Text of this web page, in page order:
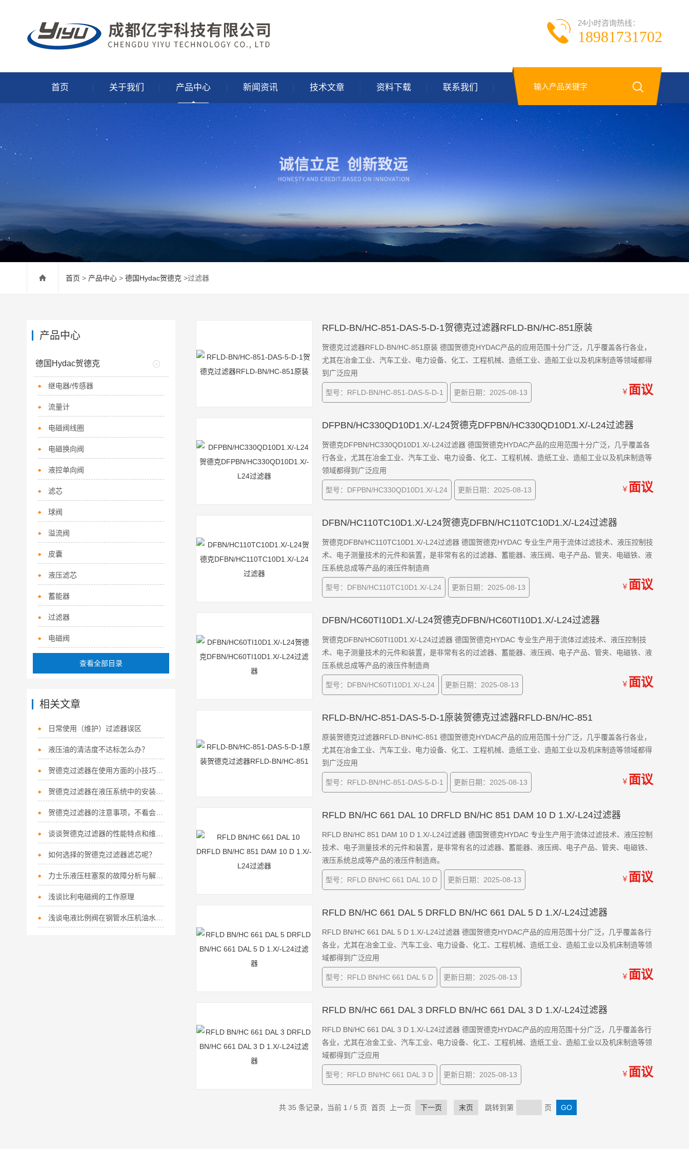
24小时咨询热线：
18981731702
首页 关于我们 产品中心 新闻资讯 技术文章 资料下载 联系我们
首页 > 产品中心 > 德国Hydac贺德克 >过滤器
产品中心
德国Hydac贺德克
继电器/传感器
流量计
电磁阀线圈
电磁换向阀
液控单向阀
滤芯
球阀
溢流阀
皮囊
液压滤芯
蓄能器
过滤器
电磁阀
查看全部目录
相关文章
日常使用（维护）过滤器误区
液压油的清洁度不达标怎么办？
贺德克过滤器在使用方面的小技巧如下
贺德克过滤器在液压系统中的安装位置有哪些？
贺德克过滤器的注意事项，不看会后悔的！
谈谈贺德克过滤器的性能特点和维护保养
如何选择的贺德克过滤器滤芯呢？
力士乐液压柱塞泵的故障分析与解决办法（二）
浅谈比利电磁阀的工作原理
RFLD-BN/HC-851-DAS-5-D-1贺德克过滤器RFLD-BN/HC-851原装
贺德克过滤器RFLD-BN/HC-851原装 德国贺德克HYDAC产品的应用范围十分广泛，几乎覆盖各行各业，
尤其在冶金工业、汽车工业、电力设备、化工、工程机械、造纸工业、造船工业以及机床制造等领域都得
到广泛应用
型号：RFLD-BN/HC-851-DAS-5-D-1 更新日期：2025-08-13 ￥ 面议
DFPBN/HC330QD10D1.X/-L24贺德克DFPBN/HC330QD10D1.X/-L24过滤器
贺德克DFPBN/HC330QD10D1.X/-L24过滤器 德国贺德克HYDAC产品的应用范围十分广泛，几乎覆盖各
行各业，尤其在冶金工业、汽车工业、电力设备、化工、工程机械、造纸工业、造船工业以及机床制造等
领域都得到广泛应用
型号：DFPBN/HC330QD10D1.X/-L24 更新日期：2025-08-13 ￥ 面议
DFBN/HC110TC10D1.X/-L24贺德克DFBN/HC110TC10D1.X/-L24过滤器
贺德克DFBN/HC110TC10D1.X/-L24过滤器 德国贺德克HYDAC 专业生产用于流体过滤技术、液压控制技
术、电子测量技术的元件和装置，是非常有名的过滤器、蓄能器、液压阀、电子产品、管夹、电磁铁、液
压系统总成等产品的液压件制造商
型号：DFBN/HC110TC10D1.X/-L24 更新日期：2025-08-13 ￥ 面议
DFBN/HC60TI10D1.X/-L24贺德克DFBN/HC60TI10D1.X/-L24过滤器
贺德克DFBN/HC60TI10D1.X/-L24过滤器 德国贺德克HYDAC 专业生产用于流体过滤技术、液压控制技
术、电子测量技术的元件和装置，是非常有名的过滤器、蓄能器、液压阀、电子产品、管夹、电磁铁、液
压系统总成等产品的液压件制造商
型号：DFBN/HC60TI10D1.X/-L24 更新日期：2025-08-13 ￥ 面议
RFLD-BN/HC-851-DAS-5-D-1原装贺德克过滤器RFLD-BN/HC-851
原装贺德克过滤器RFLD-BN/HC-851 德国贺德克HYDAC产品的应用范围十分广泛，几乎覆盖各行各业，
尤其在冶金工业、汽车工业、电力设备、化工、工程机械、造纸工业、造船工业以及机床制造等领域都得
到广泛应用
型号：RFLD-BN/HC-851-DAS-5-D-1 更新日期：2025-08-13 ￥ 面议
RFLD BN/HC 661 DAL 10 DRFLD BN/HC 851 DAM 10 D 1.X/-L24过滤器
RFLD BN/HC 851 DAM 10 D 1.X/-L24过滤器 德国贺德克HYDAC 专业生产用于流体过滤技术、液压控制
技术、电子测量技术的元件和装置，是非常有名的过滤器、蓄能器、液压阀、电子产品、管夹、电磁铁、
液压系统总成等产品的液压件制造商。
型号：RFLD BN/HC 661 DAL 10 D 更新日期：2025-08-13 ￥ 面议
RFLD BN/HC 661 DAL 5 DRFLD BN/HC 661 DAL 5 D 1.X/-L24过滤器
RFLD BN/HC 661 DAL 5 D 1.X/-L24过滤器 德国贺德克HYDAC产品的应用范围十分广泛，几乎覆盖各行
各业，尤其在冶金工业、汽车工业、电力设备、化工、工程机械、造纸工业、造船工业以及机床制造等领
域都得到广泛应用
型号：RFLD BN/HC 661 DAL 5 D 更新日期：2025-08-13 ￥ 面议
RFLD BN/HC 661 DAL 3 DRFLD BN/HC 661 DAL 3 D 1.X/-L24过滤器
RFLD BN/HC 661 DAL 3 D 1.X/-L24过滤器 德国贺德克HYDAC产品的应用范围十分广泛，几乎覆盖各行
各业，尤其在冶金工业、汽车工业、电力设备、化工、工程机械、造纸工业、造船工业以及机床制造等领
域都得到广泛应用
型号：RFLD BN/HC 661 DAL 3 D 更新日期：2025-08-13 ￥ 面议
共 35 条记录，当前 1 / 5 页 首页 上一页 下一页 末页 跳转到第 页